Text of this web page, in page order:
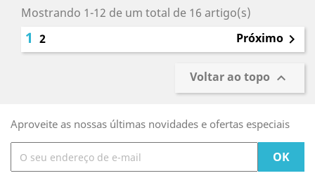
Mostrando 1-12 de um total de 16 artigo(s)
1 2 Próximo 
Voltar ao topo 
Aproveite as nossas últimas novidades e ofertas especiais